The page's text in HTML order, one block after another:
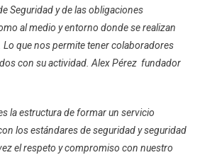
Seguridad y de las obligaciones
al medio y entorno donde se realizan
Lo que nos permite tener colaboradores
con su actividad. Alex Pérez fundador
la estructura de formar un servicio
los estándares de seguridad y seguridad
el respeto y compromiso con nuestro